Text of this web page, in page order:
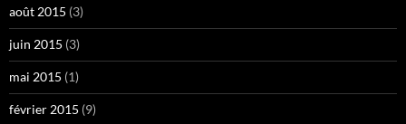
août 2015 (3)
juin 2015 (3)
mai 2015 (1)
février 2015 (9)